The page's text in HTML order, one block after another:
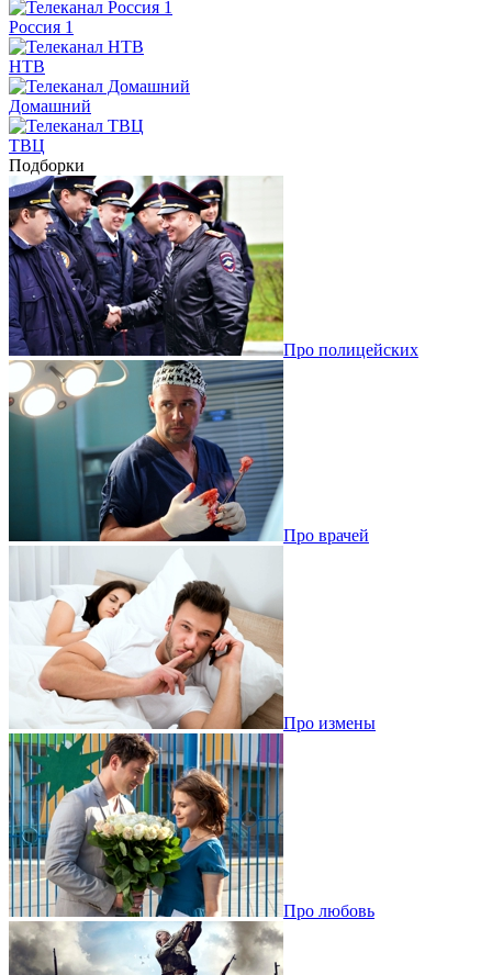
Россия 1
НТВ
Домашний
ТВЦ
Подборки
Про полицейских
Про врачей
Про измены
Про любовь